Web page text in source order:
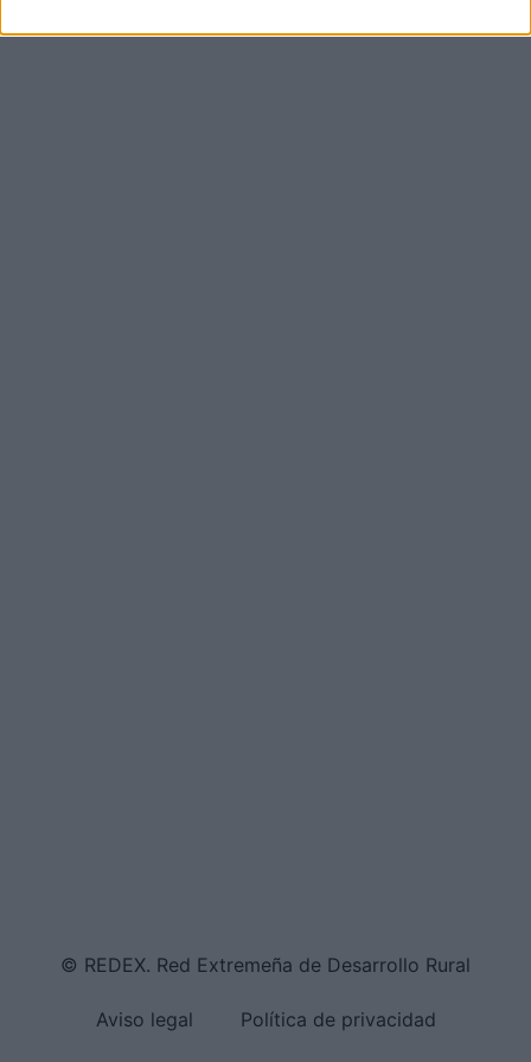
© REDEX. Red Extremeña de Desarrollo Rural
Aviso legal Política de privacidad